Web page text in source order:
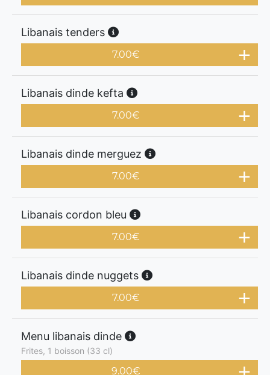
Libanais tenders
7.00€
Libanais dinde kefta
7.00€
Libanais dinde merguez
7.00€
Libanais cordon bleu
7.00€
Libanais dinde nuggets
7.00€
Menu libanais dinde
Frites, 1 boisson (33 cl)
9.00€